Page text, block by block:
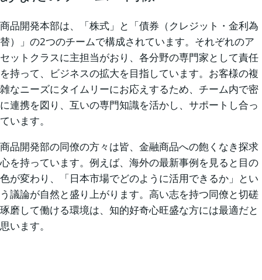
商品開発本部は、「株式」と「債券（クレジット・金利為
替）」の2つのチームで構成されています。それぞれのア
セットクラスに主担当がおり、各分野の専門家として責任
を持って、ビジネスの拡大を目指しています。お客様の複
雑なニーズにタイムリーにお応えするため、チーム内で密
に連携を図り、互いの専門知識を活かし、サポートし合っ
ています。
商品開発部の同僚の方々は皆、金融商品への飽くなき探求
心を持っています。例えば、海外の最新事例を見ると目の
色が変わり、「日本市場でどのように活用できるか」とい
う議論が自然と盛り上がります。高い志を持つ同僚と切磋
琢磨して働ける環境は、知的好奇心旺盛な方には最適だと
思います。